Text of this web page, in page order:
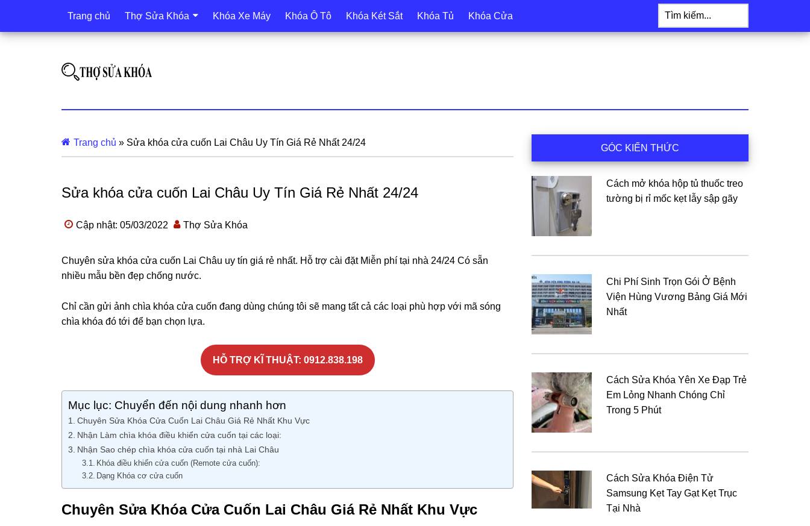
Trang chủ Thợ Sửa Khóa Khóa Xe Máy Khóa Ô Tô Khóa Két Sắt Khóa Tủ Khóa Cửa
Tìm
kiếm...
Trang chủ » Sửa khóa cửa cuốn Lai Châu Uy Tín Giá Rẻ Nhất 24/24
Sửa khóa cửa cuốn Lai Châu Uy Tín Giá Rẻ Nhất 24/24
Cập nhật: 05/03/2022 Thợ Sửa Khóa
Chuyên sửa khóa cửa cuốn Lai Châu uy tín giá rẻ nhất. Hỗ trợ cài đặt Miễn phí tại nhà 24/24 Có sẵn
nhiều mẫu bền đẹp chống nước.
Chỉ cần gửi ảnh chìa khóa cửa cuốn đang dùng chúng tôi sẽ mang tất cả các loại phù hợp với mã sóng
chìa khóa đó tới để bạn chọn lựa.
HỖ TRỢ KĨ THUẬT: 0912.838.198
Mục lục: Chuyển đến nội dung nhanh hơn
Chuyên Sửa Khóa Cửa Cuốn Lai Châu Giá Rẻ Nhất Khu Vực
Nhận Làm chìa khóa điều khiển cửa cuốn tại các loại:
Nhận Sao chép chìa khóa cửa cuốn tại nhà Lai Châu
Khóa điều khiển cửa cuốn (Remote cửa cuốn):
Dạng Khóa cơ cửa cuốn
Chuyên Sửa Khóa Cửa Cuốn Lai Châu Giá Rẻ Nhất Khu Vực
chính
GÓC KIẾN THỨC
Cách mở khóa hộp tủ thuốc treo
tường bị rỉ mốc kẹt lẫy sập gãy
Chi Phí Sinh Trọn Gói Ở Bệnh
Viện Hùng Vương Bảng Giá Mới
Nhất
Cách Sửa Khóa Yên Xe Đạp Trẻ
Em Lỏng Nhanh Chóng Chỉ
Trong 5 Phút
Cách Sửa Khóa Điện Tử
Samsung Kẹt Tay Gạt Kẹt Trục
Tại Nhà